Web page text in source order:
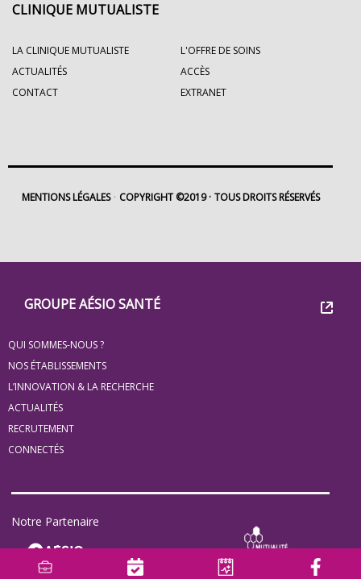
Groupe
Eovi
pour
les
minis
site
GROUPE AÉSIO SANTÉ
QUI SOMMES-NOUS ?
NOS ÉTABLISSEMENTS
L’INNOVATION & LA RECHERCHE
ACTUALITÉS
RECRUTEMENT
CONNECTÉS
Notre Partenaire
CLINIQUE MUTUALISTE
LA CLINIQUE MUTUALISTE
L'OFFRE DE SOINS
ACTUALITÉS
ACCÈS
CONTACT
EXTRANET
MENTIONS LÉGALES COPYRIGHT ©2019 TOUS DROITS RÉSERVÉS